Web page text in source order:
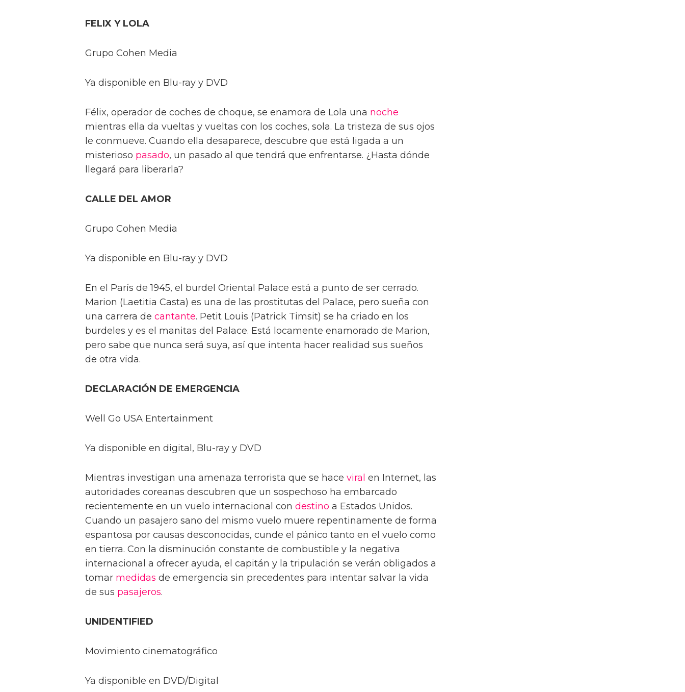
FELIX Y LOLA
Grupo Cohen Media
Ya disponible en Blu-ray y DVD
Félix, operador de coches de choque, se enamora de Lola una noche
mientras ella da vueltas y vueltas con los coches, sola. La tristeza de sus ojos
le conmueve. Cuando ella desaparece, descubre que está ligada a un
misterioso pasado, un pasado al que tendrá que enfrentarse. ¿Hasta dónde
llegará para liberarla?
CALLE DEL AMOR
Grupo Cohen Media
Ya disponible en Blu-ray y DVD
En el París de 1945, el burdel Oriental Palace está a punto de ser cerrado.
Marion (Laetitia Casta) es una de las prostitutas del Palace, pero sueña con
una carrera de cantante. Petit Louis (Patrick Timsit) se ha criado en los
burdeles y es el manitas del Palace. Está locamente enamorado de Marion,
pero sabe que nunca será suya, así que intenta hacer realidad sus sueños
de otra vida.
DECLARACIÓN DE EMERGENCIA
Well Go USA Entertainment
Ya disponible en digital, Blu-ray y DVD
Mientras investigan una amenaza terrorista que se hace viral en Internet, las
autoridades coreanas descubren que un sospechoso ha embarcado
recientemente en un vuelo internacional con destino a Estados Unidos.
Cuando un pasajero sano del mismo vuelo muere repentinamente de forma
espantosa por causas desconocidas, cunde el pánico tanto en el vuelo como
en tierra. Con la disminución constante de combustible y la negativa
internacional a ofrecer ayuda, el capitán y la tripulación se verán obligados a
tomar medidas de emergencia sin precedentes para intentar salvar la vida
de sus pasajeros.
UNIDENTIFIED
Movimiento cinematográfico
Ya disponible en DVD/Digital